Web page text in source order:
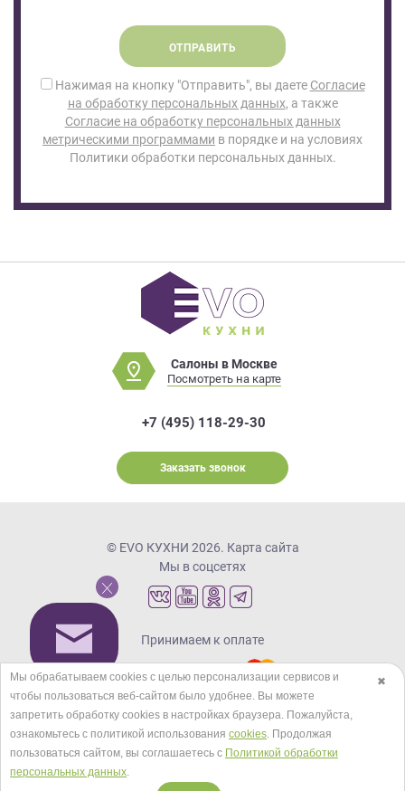
ОТПРАВИТЬ
Нажимая на кнопку "Отправить", вы даете Согласие
на обработку персональных данных, а также
Согласие на обработку персональных данных
метрическими программами в порядке и на условиях
Политики обработки персональных данных.
Салоны в Москве
Посмотреть на карте
+7 (495) 118-29-30
Заказать звонок
© EVO КУХНИ 2026. Карта сайта
Мы в соцсетях
Принимаем к оплате
Кредиты и рассрочка
✖
Мы обрабатываем cookies с целью персонализации сервисов и
чтобы пользоваться веб-сайтом было удобнее. Вы можете
запретить обработку сookies в настройках браузера. Пожалуйста,
ознакомьтесь с политикой использования cookies. Продолжая
пользоваться сайтом, вы соглашаетесь с Политикой обработки
персональных данных.